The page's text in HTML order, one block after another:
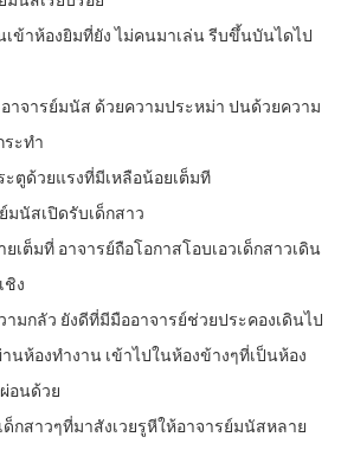
ข้าห้องยิมที่ยัง ไม่คนมาเล่น รีบขึ้นบันไดไป
าจารย์มนัส ด้วยความประหม่า ปนด้วยความ
ะทำ
ะตูด้วยแรงที่มีเหลือน้อยเต็มที
มนัสเปิดรับเด็กสาว
เต็มที่ อาจารย์ถือโอกาสโอบเอวเด็กสาวเดิน
ชิง
มกลัว ยังดีที่มีมืออาจารย์ช่วยประคองเดินไป
นห้องทำงาน เข้าไปในห้องข้างๆที่เป็นห้อง
อนด้วย
กสาวๆที่มาสังเวยรูหีให้อาจารย์มนัสหลาย